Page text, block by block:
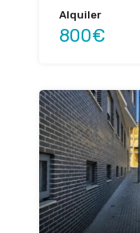
Alquiler
800€